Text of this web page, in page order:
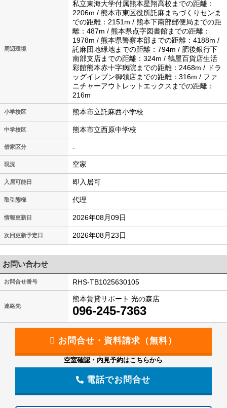
周辺環境
私立東海大学付属熊本星翔高校までの距離：
2206m / 熊本市東区役所託麻まちづくりセンま
での距離：2151m / 熊本下南部郵便局までの距
離：487m / 熊本県点字図書館までの距離：
1978m / 熊本県警察本部までの距離：4188m /
託麻団地緑地までの距離：794m / 肥後銀行下
南部支店までの距離：324m / 鶴屋百貨店生活
彩館熊本赤十字病院までの距離：2468m / ドラ
ッグイレブン御領店までの距離：316m / ファ
ニチャーアウトレットエックスまでの距離：
216m
小学校区 熊本市立託麻西小学校
中学校区 熊本市立西原中学校
借家区分 -
現況 空家
入居可能日 即入居可
取引態様 代理
情報更新日 2026年08月09日
次回更新予定日 2026年08月23日
お問い合わせ
お問合せ番号 RHS-TB1025630105
連絡先
熊本賃貸サポート 光の森店
096-245-7363
空室確認・内見予約はこちらから
電話でお問合せ